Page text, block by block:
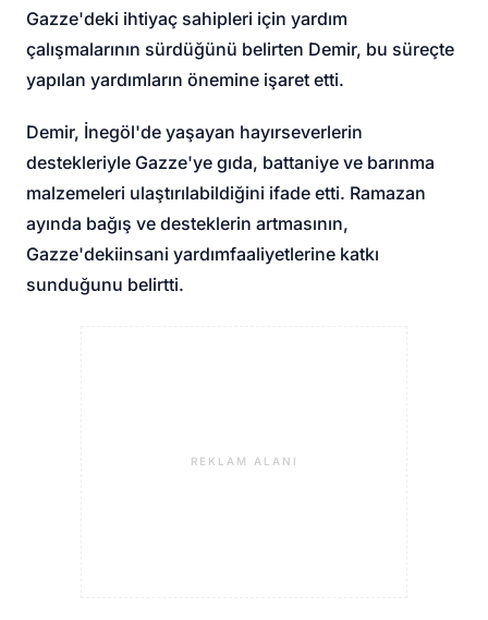
Gazze'deki ihtiyaç sahipleri için yardım
çalışmalarının sürdüğünü belirten Demir, bu süreçte
yapılan yardımların önemine işaret etti.
Demir, İnegöl'de yaşayan hayırseverlerin
destekleriyle Gazze'ye gıda, battaniye ve barınma
malzemeleri ulaştırılabildiğini ifade etti. Ramazan
ayında bağış ve desteklerin artmasının,
Gazze'dekiinsani yardımfaaliyetlerine katkı
sunduğunu belirtti.
REKLAM ALANI